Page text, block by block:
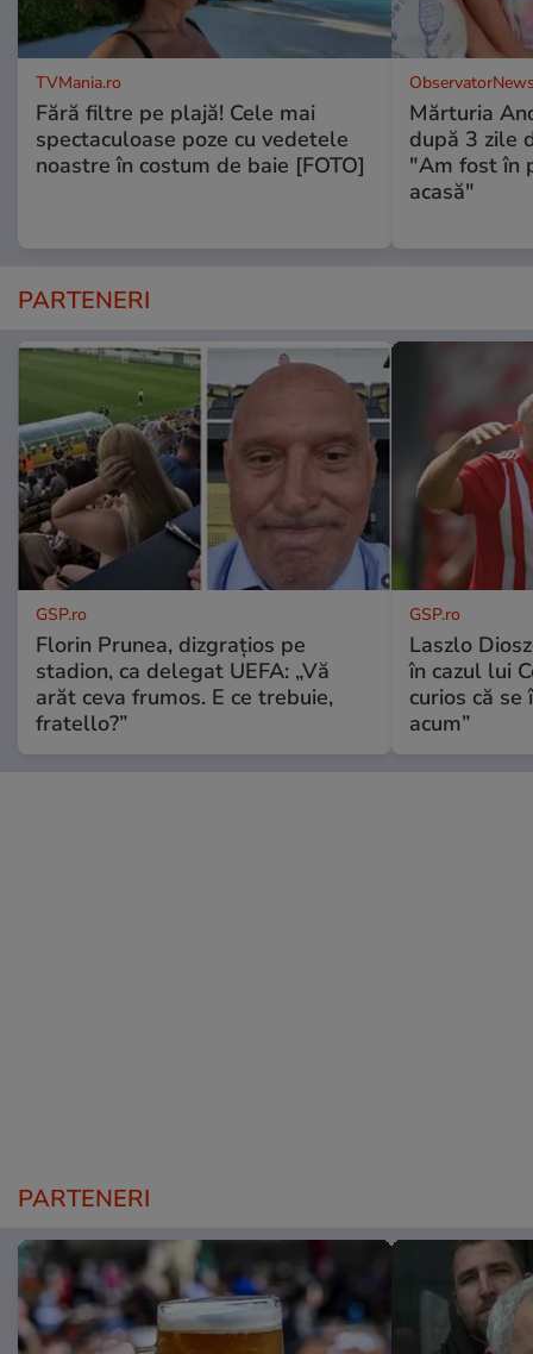
TVMania.ro
Fără filtre pe plajă! Cele mai
spectaculoase poze cu vedetele
noastre în costum de baie [FOTO]
Mărturia
după 3 zile
"Am fost în
acasă"
PARTENERI
GSP.ro
Florin Prunea, dizgrațios pe
stadion, ca delegat UEFA: „Vă
arăt ceva frumos. E ce trebuie,
fratello?”
GSP.ro
Laszlo
în cazul lui
curios că
acum”
PARTENERI